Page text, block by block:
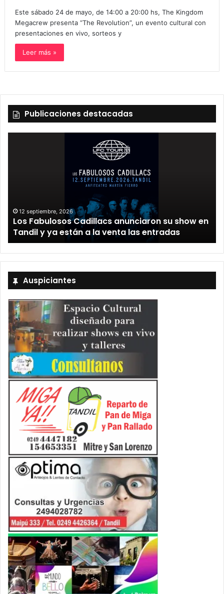
Este sábado 24 de mayo, de 14:00 a 20:00 hs, The Kingdom
Megacrew presenta “The Revolution”, un evento cultural con
presentaciones en vivo, sorteos y
Leer más »
Publicaciones destacadas
12 septiembre, 2026
Los Fabulosos Cadillacs anunciaron su show en
Tandil y ya están a la venta las entradas
Auspiciantes